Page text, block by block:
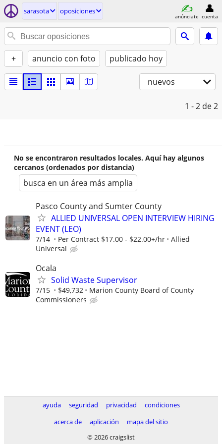
sarasota oposiciones
anúnciate cuenta
+ anuncio con foto publicado hoy
nuevos
1 - 2 de 2
No se encontraron resultados locales. Aquí hay algunos
cercanos (ordenados por distancia)
busca en un área más amplia
Pasco County and Sumter County
ALLIED UNIVERSAL OPEN INTERVIEW HIRING
EVENT (LEO)
7/14 Per Contract $17.00 - $22.00+/hr
Allied
Universal
Ocala
Solid Waste Supervisor
7/15 $49,732
Marion County Board of County
Commissioners
ayuda seguridad privacidad
condiciones
acerca de
aplicación
mapa del sitio
© 2026 craigslist